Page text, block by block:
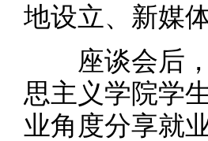
地设立、新媒
座谈会后，
思主义学院学
业角度分享就